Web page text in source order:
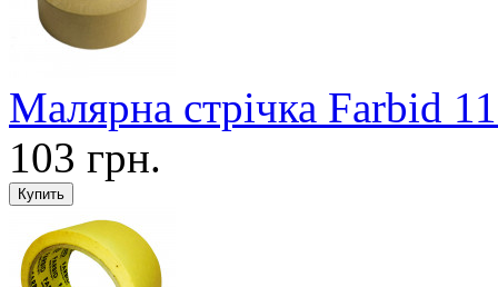
Малярна стрічка Farbid
103 грн.